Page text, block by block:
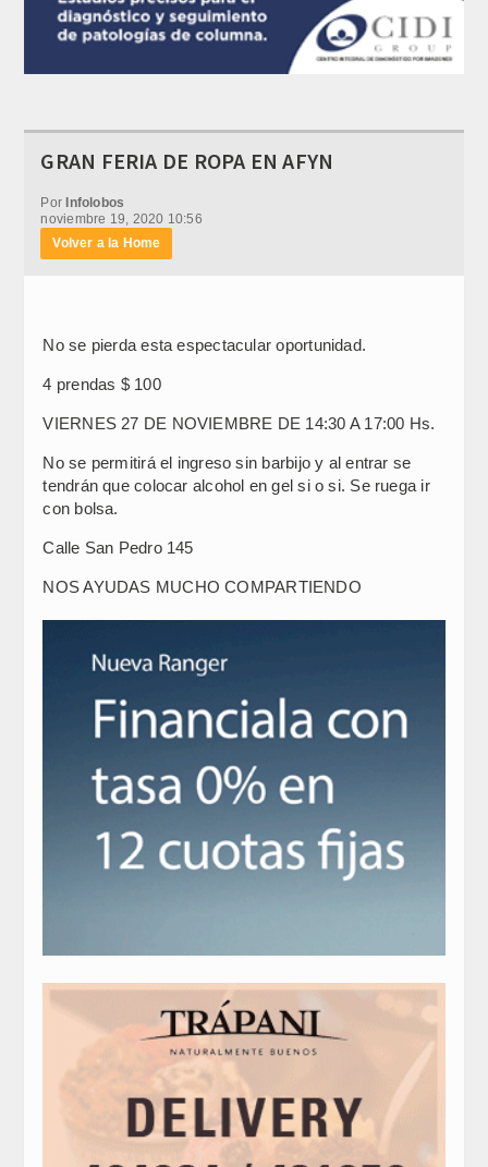
GRAN FERIA DE ROPA EN AFYN
PorInfolobos
noviembre 19, 2020 10:56
Volver a la Home
No se pierda esta espectacular oportunidad.
4 prendas $ 100
VIERNES 27 DE NOVIEMBRE DE 14:30 A 17:00 Hs.
No se permitirá el ingreso sin barbijo y al entrar se
tendrán que colocar alcohol en gel si o si. Se ruega ir
con bolsa.
Calle San Pedro 145
NOS AYUDAS MUCHO COMPARTIENDO